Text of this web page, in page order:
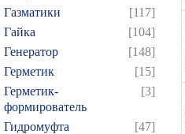
Газматики
[117]
Гайка
[104]
Генератор
[148]
Герметик
[15]
Герметик-
формирователь
[3]
Гидромуфта
[47]